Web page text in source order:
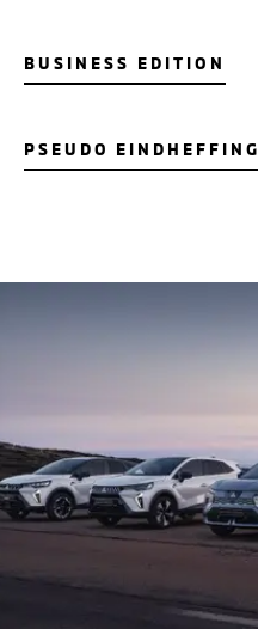
BUSINESS EDITION
PSEUDO EINDHEFFING